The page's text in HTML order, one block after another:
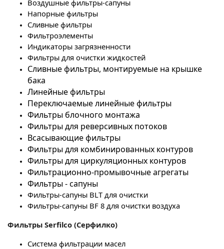
Воздушные фильтры-сапуны
Напорные фильтры
Сливные фильтры
Фильтроэлементы
Индикаторы загрязненности
Фильтры для очистки жидкостей
Сливные фильтры, монтируемые на крышке
бака
Линейные фильтры
Переключаемые линейные фильтры
Фильтры блочного монтажа
Фильтры для реверсивных потоков
Всасывающие фильтры
Фильтры для комбинированных контуров
Фильтры для циркуляционных контуров
Фильтрационно-промывочные агрегаты
Фильтры - сапуны
Фильтры-сапуны BLT для очистки
Фильтры-сапуны BF 8 для очистки воздуха
Фильтры Serfilco (Серфилко)
Система фильтрации масел